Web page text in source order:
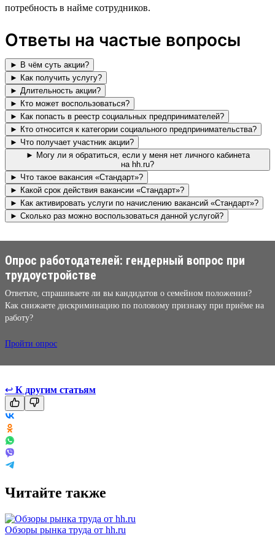
потребность в найме сотрудников.
Ответы на частые вопросы
► В чём суть акции?
► Как получить услугу?
► Длительность акции?
► Кто может воспользоваться?
► Как попасть в реестр социальных предпринимателей?
► Кто относится к категории социального предпринимательства?
► Что получает участник акции?
► Могу ли я обратиться, если у меня нет личного кабинета
на hh.ru?
► Что такое вакансия «Стандарт»?
► Какой срок действия вакансии «Стандарт»?
► Как активировать услуги по начислению вакансий «Стандарт»?
► Сколько раз можно воспользоваться данной услугой?
Опрос работодателей: гендерный вопрос при
трудоустройстве
Ответьте, спрашиваете ли вы кандидатов о семейном положении?
Как снижаете дискриминацию по половому признаку при приёме на
работу?
Пройти опрос
↩ К другим статьям
Читайте также
Обзоры рынка труда от hh.ru